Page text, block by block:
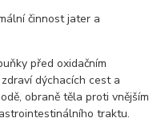
činnost jater a
před oxidačním
dýchacích cest a
obraně těla proti vnějším
traktu.